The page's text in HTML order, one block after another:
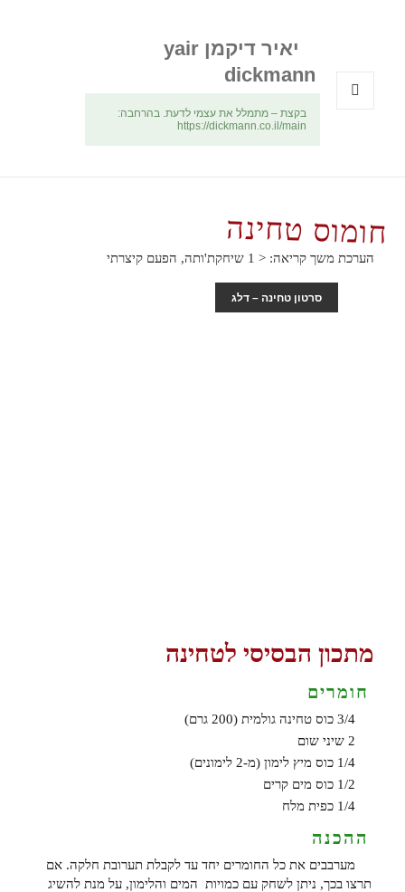
יאיר דיקמן yair
dickmann
בקצת – מתמלל את עצמי לדעת. בהרחבה:
https://dickmann.co.il/main
חומוס טחינה
הערכת משך קריאה: < 1 שיחקת'ותה, הפעם קיצרתי
סרטון טחינה – דלג
מתכון הבסיסי לטחינה
חומרים
3/4 כוס טחינה גולמית (200 גרם)
2 שיני שום
1/4 כוס מיץ לימון (מ-2 לימונים)
1/2 כוס מים קרים
1/4 כפית מלח
ההכנה
מערבבים את כל החומרים יחד עד לקבלת תערובת חלקה. אם
תרצו בכך, ניתן לשחק עם כמויות המים והלימון, על מנת להשיג